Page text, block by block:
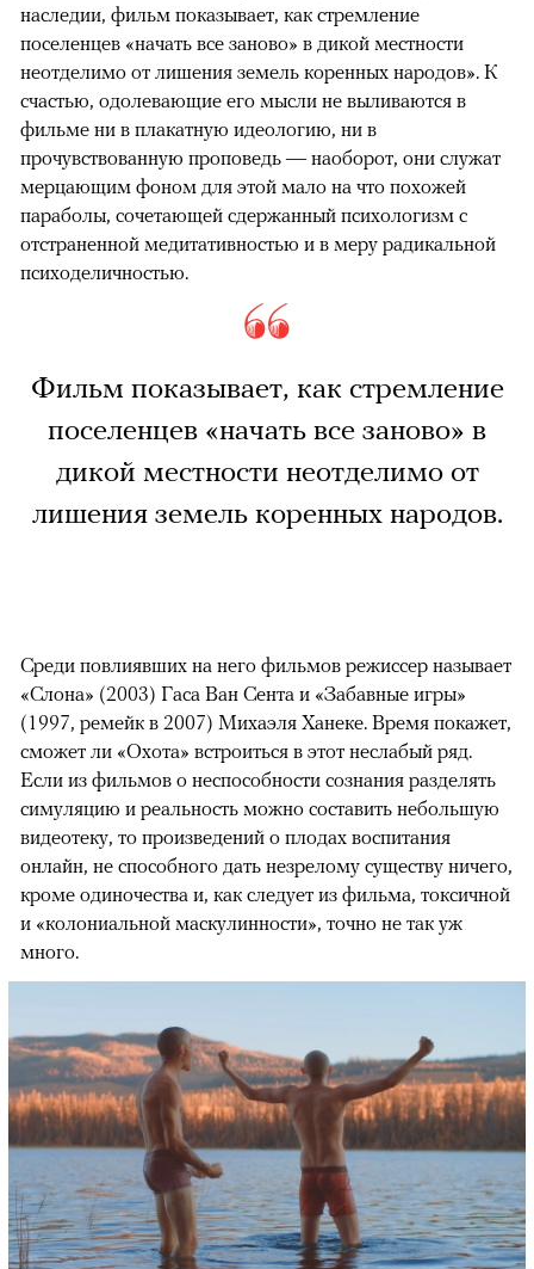
наследии, фильм показывает, как стремление
поселенцев «начать все заново» в дикой местности
неотделимо от лишения земель коренных народов». К
счастью, одолевающие его мысли не выливаются в
фильме ни в плакатную идеологию, ни в
прочувствованную проповедь — наоборот, они служат
мерцающим фоном для этой мало на что похожей
параболы, сочетающей сдержанный психологизм с
отстраненной медитативностью и в меру радикальной
психоделичностью.
Фильм показывает, как стремление
поселенцев «начать все заново» в
дикой местности неотделимо от
лишения земель коренных народов.
Среди повлиявших на него фильмов режиссер называет
«Слона» (2003) Гаса Ван Сента и «Забавные игры»
(1997, ремейк в 2007) Михаэля Ханеке. Время покажет,
сможет ли «Охота» встроиться в этот неслабый ряд.
Если из фильмов о неспособности сознания разделять
симуляцию и реальность можно составить небольшую
видеотеку, то произведений о плодах воспитания
онлайн, не способного дать незрелому существу ничего,
кроме одиночества и, как следует из фильма, токсичной
и «колониальной маскулинности», точно не так уж
много.